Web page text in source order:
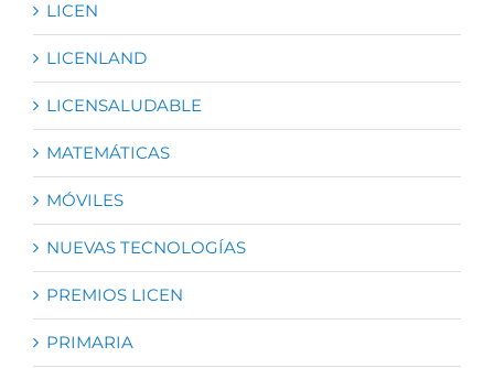
LICEN
LICENLAND
LICENSALUDABLE
MATEMÁTICAS
MÓVILES
NUEVAS TECNOLOGÍAS
PREMIOS LICEN
PRIMARIA